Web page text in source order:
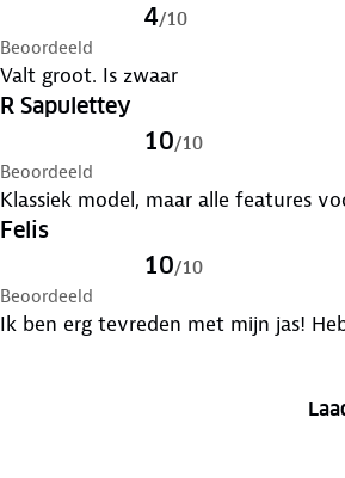
4/10
Beoordeeld
Valt groot. Is zwaar
R Sapulettey
10/10
Beoordeeld
Klassiek model, maar alle features
Felis
10/10
Beoordeeld
Ik ben erg tevreden met mijn jas!